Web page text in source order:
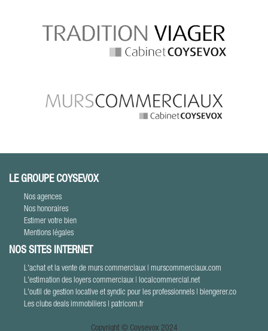
LE GROUPE COYSEVOX
Nos agences
Nos honoraires
Estimer votre bien
Mentions légales
NOS SITES INTERNET
L'achat et la vente de murs commerciaux | murscommerciaux.com
L'estimation des loyers commerciaux | localcommercial.net
L'outil de gestion locative et syndic pour les professionnels | biengerer.co
Les clubs deals immobiliers | patricom.fr
Copyright © Coysevox 2024